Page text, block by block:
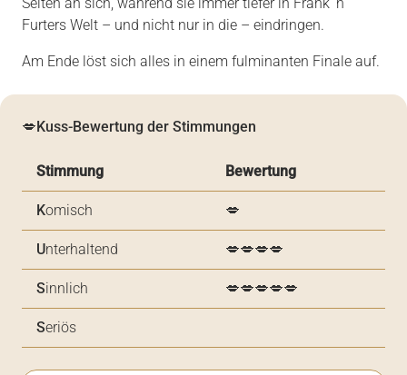
Furters Welt – und nicht nur in die – eindringen.
Am Ende löst sich alles in einem fulminanten Finale auf.
💋Kuss-Bewertung der Stimmungen
Stimmung Bewertung
Komisch 💋
Unterhaltend 💋💋💋💋
Sinnlich 💋💋💋💋💋
Seriös